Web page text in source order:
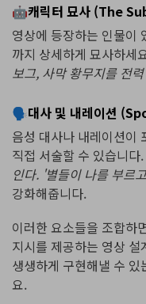
🤖캐릭터 묘사 (The
영상에 등장하는 인물이
까지 상세하게 묘사하세
보그, 사막 황무지를 전
🗣️대사 및 내레이션
음성 대사나 내레이션이
직접 서술할 수 있습니다
인다. '별들이 나를 부르
강화해줍니다.
이러한 요소들을 조합하
지시를 제공하는 영상
생생하게 구현해낼 수 있
요.